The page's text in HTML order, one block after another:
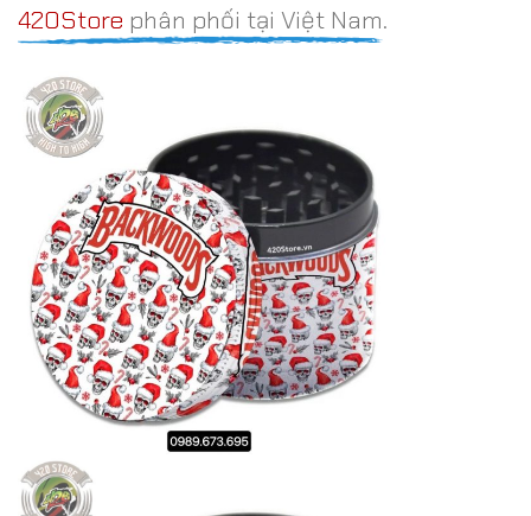
420Store phân phối tại Việt Nam.